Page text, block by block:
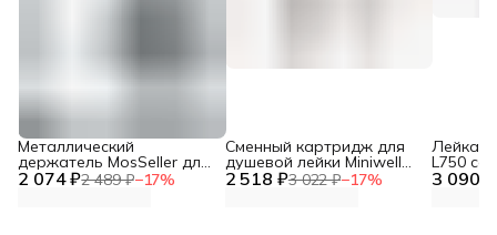
2 074 ₽2 489 ₽−17%
Металлический
держатель MosSeller для
смартфона с 2 518 ₽3 022 ₽−17%
Сменный картридж для
душевой лейки Miniwell
L750, угольный 3 090 ₽
Лейка
L750 со